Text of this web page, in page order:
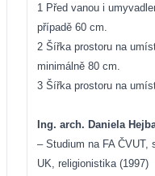
1 Před vanou i
případě 60 cm.
2 Šířka prostoru na
minimálně 80 cm.
3 Šířka prostoru na
Ing. arch. Daniela
– Studium na FA ČVUT,
UK, religionistika (1997)